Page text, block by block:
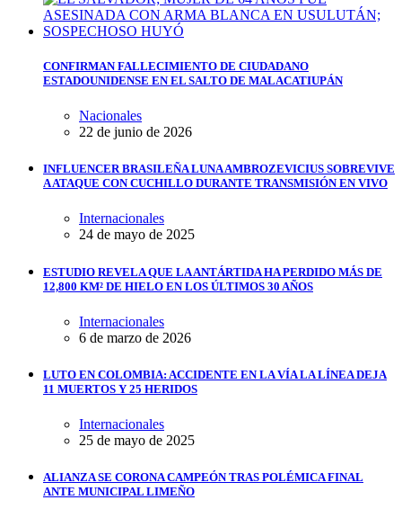
CONFIRMAN FALLECIMIENTO DE CIUDADANO
ESTADOUNIDENSE EN EL SALTO DE MALACATIUPÁN
Nacionales
22 de junio de 2026
INFLUENCER BRASILEÑA LUNA AMBROZEVICIUS SOBREVIVE
A ATAQUE CON CUCHILLO DURANTE TRANSMISIÓN EN VIVO
Internacionales
24 de mayo de 2025
ESTUDIO REVELA QUE LA ANTÁRTIDA HA PERDIDO MÁS DE
12,800 KM² DE HIELO EN LOS ÚLTIMOS 30 AÑOS
Internacionales
6 de marzo de 2026
LUTO EN COLOMBIA: ACCIDENTE EN LA VÍA LA LÍNEA DEJA
11 MUERTOS Y 25 HERIDOS
Internacionales
25 de mayo de 2025
ALIANZA SE CORONA CAMPEÓN TRAS POLÉMICA FINAL
ANTE MUNICIPAL LIMEÑO